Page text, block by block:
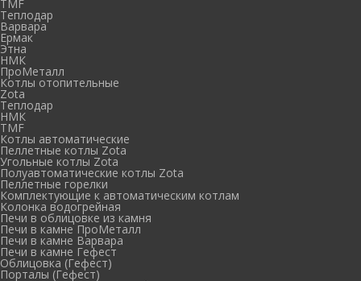
TMF
Теплодар
Варвара
Ермак
Этна
НМК
ПроМеталл
Котлы отопительные
Zota
Теплодар
НМК
TMF
Котлы автоматические
Пеллетные котлы Zota
Угольные котлы Zota
Полуавтоматические котлы Zota
Пеллетные горелки
Комплектующие к автоматическим котлам
Колонка водогрейная
Печи в облицовке из камня
Печи в камне ПроМеталл
Печи в камне Варвара
Печи в камне Гефест
Облицовка (Гефест)
Порталы (Гефест)